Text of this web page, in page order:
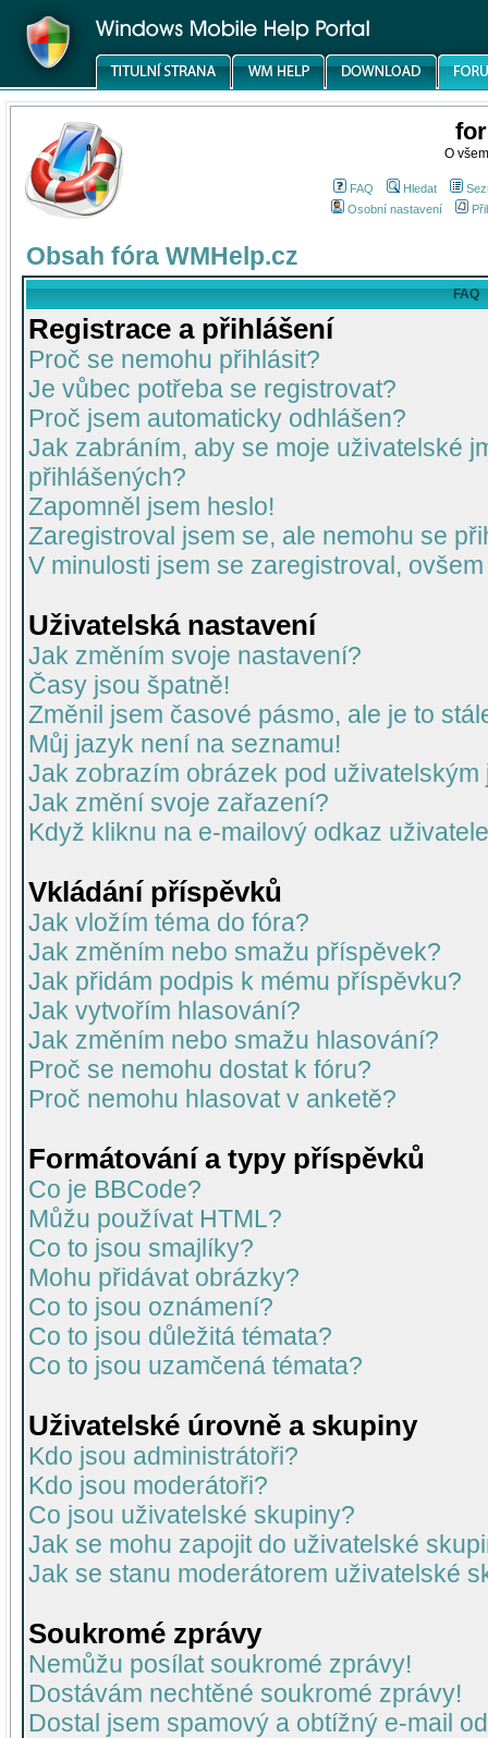
O
FAQ Hledat
Osobní nastavení
Obsah fóra WMHelp.cz
FAQ
Registrace a přihlášení
Proč se nemohu přihlásit?
Je vůbec potřeba se registrovat?
Proč jsem automaticky odhlášen?
Jak zabráním, aby se moje uživatelské
přihlášených?
Zapomněl jsem heslo!
Zaregistroval jsem se, ale nemohu se
V minulosti jsem se zaregistroval,
Uživatelská nastavení
Jak změním svoje nastavení?
Časy jsou špatně!
Změnil jsem časové pásmo, ale je to
Můj jazyk není na seznamu!
Jak zobrazím obrázek pod uživatelským
Jak změní svoje zařazení?
Když kliknu na e-mailový odkaz
Vkládání příspěvků
Jak vložím téma do fóra?
Jak změním nebo smažu příspěvek?
Jak přidám podpis k mému příspěvku?
Jak vytvořím hlasování?
Jak změním nebo smažu hlasování?
Proč se nemohu dostat k fóru?
Proč nemohu hlasovat v anketě?
Formátování a typy příspěvků
Co je BBCode?
Můžu používat HTML?
Co to jsou smajlíky?
Mohu přidávat obrázky?
Co to jsou oznámení?
Co to jsou důležitá témata?
Co to jsou uzamčená témata?
Uživatelské úrovně a skupiny
Kdo jsou administrátoři?
Kdo jsou moderátoři?
Co jsou uživatelské skupiny?
Jak se mohu zapojit do uživatelské
Jak se stanu moderátorem uživatelské
Soukromé zprávy
Nemůžu posílat soukromé zprávy!
Dostávám nechtěné soukromé zprávy!
Dostal jsem spamový a obtížný e-mail